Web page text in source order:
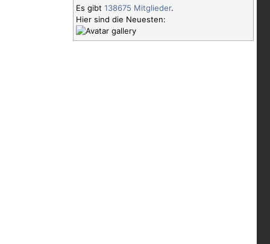
Es gibt 138675 Mitglieder.
Hier sind die Neuesten: